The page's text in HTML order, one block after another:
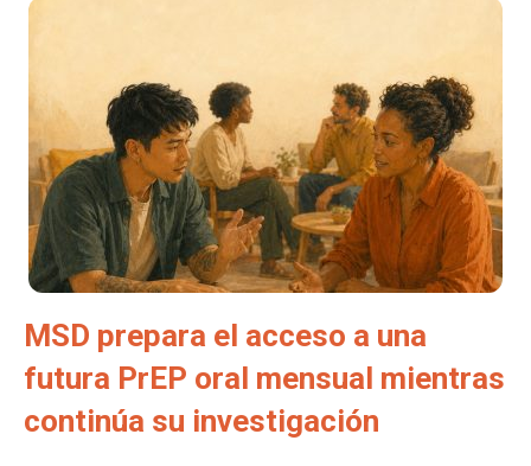
MSD prepara el acceso a una
futura PrEP oral mensual mientras
continúa su investigación